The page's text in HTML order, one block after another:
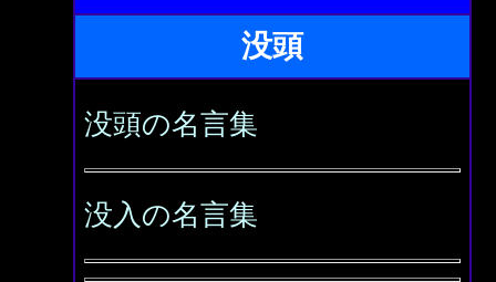
没頭
没頭の名言集
没入の名言集